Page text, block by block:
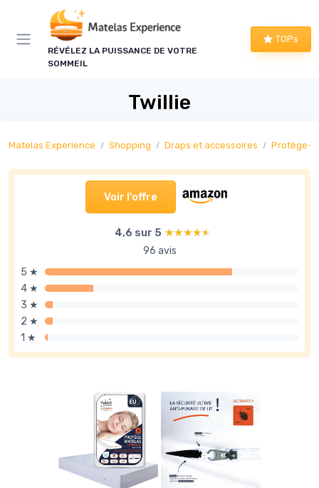
RÉVÉLEZ LA PUISSANCE DE VOTRE
SOMMEIL
TOPs
Twillie
Matelas Experience Shopping Draps et accessoires Protège-
Voir l'offre
4,6 sur 5 ★★★★★
★★★★★
96 avis
5 ★
4 ★
3 ★
2 ★
1 ★
Panneau de gestion des cookies